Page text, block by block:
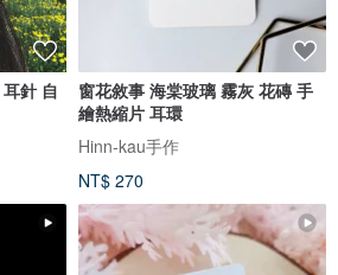
窗花敘事 海棠玻璃 霧灰 花磚 手
繪熱縮片 耳環
Hinn-kau手作
NT$ 270